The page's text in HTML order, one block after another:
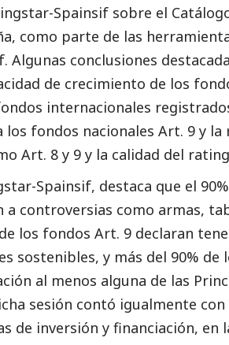
Spainsif sobre el
como parte de las
Algunas conclusiones
de crecimiento de los
internacionales
fondos nacionales Art. 9 y
Art. 8 y 9 y la calidad del rating
Spainsif, destaca que el
controversias como armas,
los fondos Art. 9 declaran
sostenibles, y más del 90% de
al menos alguna de las
sesión contó igualmente con
de inversión y financiación, en